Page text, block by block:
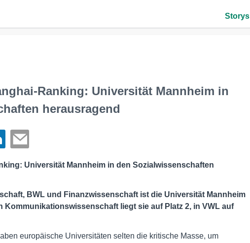
Storys
Ranking: Universität Mannheim in
herausragend
Universität Mannheim in den Sozialwissenschaften
BWL und Finanzwissenschaft ist die Universität Mannheim
Kommunikationswissenschaft liegt sie auf Platz 2, in VWL auf
europäische Universitäten selten die kritische Masse, um